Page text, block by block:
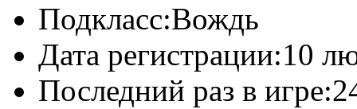
Подкласс:Вождь
Дата регистрации:10
Последний раз в игре: